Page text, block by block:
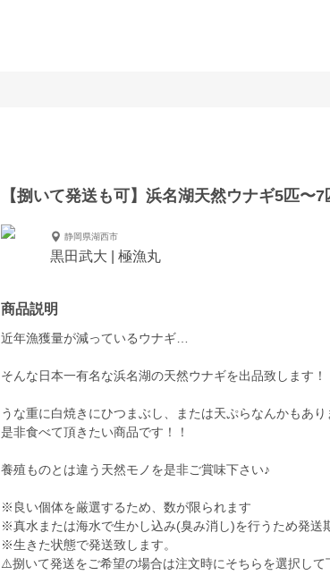
【捌いて発送も可】浜名湖天然ウナギ5匹〜
静岡県湖西市
黒田武大 | 極漁丸
商品説明
近年漁獲量が減っているウナギ…
そんな日本一有名な浜名湖の天然ウナギを出品致します！
うな重に白焼きにひつまぶし、または天ぷらなんかもあり
是非食べて頂きたい商品です！！
養殖ものとは違う天然モノを是非ご賞味下さい♪
※良い個体を厳選するため、数が限られます
※真水または海水で生かし込み(臭み消し)を行うため発送
※生きた状態で発送致します。
⚠️捌いて発送をご希望の場合は注文時にそちらを選択して